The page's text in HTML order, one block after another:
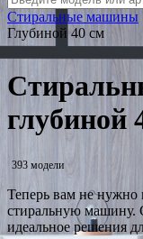
Стиральные машины
Глубиной 40 см
глубиной
393 модели
Теперь вам не нужно
стиральную машину.
идеальное решения